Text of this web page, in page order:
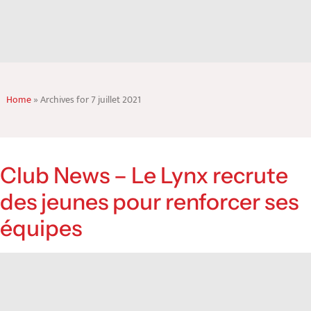
Home»Archives for 7 juillet 2021
Club News – Le Lynx recrute
des jeunes pour renforcer ses
équipes